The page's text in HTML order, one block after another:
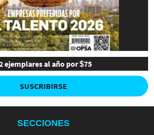
ejemplares al año por $75
SUSCRIBIRSE
SECCIONES